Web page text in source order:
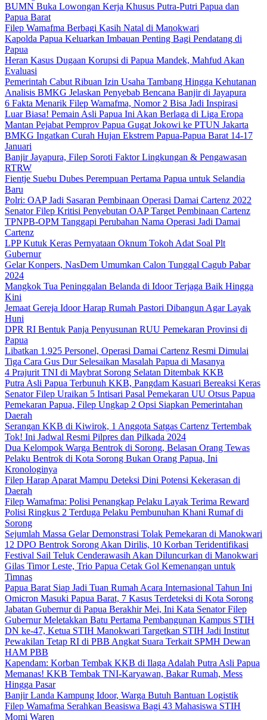
BUMN Buka Lowongan Kerja Khusus Putra-Putri Papua dan
Papua Barat
Filep Wamafma Berbagi Kasih Natal di Manokwari
Kapolda Papua Keluarkan Imbauan Penting Bagi Pendatang di
Papua
Heran Kasus Dugaan Korupsi di Papua Mandek, Mahfud Akan
Evaluasi
Pemerintah Cabut Ribuan Izin Usaha Tambang Hingga Kehutanan
Analisis BMKG Jelaskan Penyebab Bencana Banjir di Jayapura
6 Fakta Menarik Filep Wamafma, Nomor 2 Bisa Jadi Inspirasi
Luar Biasa! Pemain Asli Papua Ini Akan Berlaga di Liga Eropa
Mantan Pejabat Pemprov Papua Gugat Jokowi ke PTUN Jakarta
BMKG Ingatkan Curah Hujan Ekstrem Papua-Papua Barat 14-17
Januari
Banjir Jayapura, Filep Soroti Faktor Lingkungan & Pengawasan
RTRW
Fientje Suebu Dubes Perempuan Pertama Papua untuk Selandia
Baru
Polri: OAP Jadi Sasaran Pembinaan Operasi Damai Cartenz 2022
Senator Filep Kritisi Penyebutan OAP Target Pembinaan Cartenz
TPNPB-OPM Tanggapi Perubahan Nama Operasi Jadi Damai
Cartenz
LPP Kutuk Keras Pernyataan Oknum Tokoh Adat Soal Plt
Gubernur
Gelar Konpers, NasDem Umumkan Calon Tunggal Cagub Pabar
2024
Mangkok Tua Peninggalan Belanda di Idoor Terjaga Baik Hingga
Kini
Jemaat Gereja Idoor Harap Rumah Pastori Dibangun Agar Layak
Huni
DPR RI Bentuk Panja Penyusunan RUU Pemekaran Provinsi di
Papua
Libatkan 1.925 Personel, Operasi Damai Cartenz Resmi Dimulai
Tiga Cara Gus Dur Selesaikan Masalah Papua di Masanya
4 Prajurit TNI di Maybrat Sorong Selatan Ditembak KKB
Putra Asli Papua Terbunuh KKB, Pangdam Kasuari Bereaksi Keras
Senator Filep Uraikan 5 Intisari Pasal Pemekaran UU Otsus Papua
Pemekaran Papua, Filep Ungkap 2 Opsi Siapkan Pemerintahan
Daerah
Serangan KKB di Kiwirok, 1 Anggota Satgas Cartenz Tertembak
Tok! Ini Jadwal Resmi Pilpres dan Pilkada 2024
Dua Kelompok Warga Bentrok di Sorong, Belasan Orang Tewas
Pelaku Bentrok di Kota Sorong Bukan Orang Papua, Ini
Kronologinya
Filep Harap Aparat Mampu Deteksi Dini Potensi Kekerasan di
Daerah
Filep Wamafma: Polisi Penangkap Pelaku Layak Terima Reward
Polisi Ringkus 2 Terduga Pelaku Pembunuhan Khani Rumaf di
Sorong
Sejumlah Massa Gelar Demonstrasi Tolak Pemekaran di Manokwari
12 DPO Bentrok Sorong Akan Dirilis, 10 Korban Teridentifikasi
Festival Sail Teluk Cenderawasih Akan Diluncurkan di Manokwari
Gilas Timor Leste, Trio Papua Cetak Gol Kemenangan untuk
Timnas
Papua Barat Siap Jadi Tuan Rumah Acara Internasional Tahun Ini
Omicron Masuki Papua Barat, 7 Kasus Terdeteksi di Kota Sorong
Jabatan Gubernur di Papua Berakhir Mei, Ini Kata Senator Filep
Gubernur Meletakkan Batu Pertama Pembangunan Kampus STIH
DN ke-47, Ketua STIH Manokwari Targetkan STIH Jadi Institut
Pewakilan Tetap RI di PBB Angkat Suara Terkait SPMH Dewan
HAM PBB
Kapendam: Korban Tembak KKB di Ilaga Adalah Putra Asli Papua
Memanas! KKB Tembak TNI-Karyawan, Bakar Rumah, Mess
Hingga Pasar
Banjir Landa Kampung Idoor, Warga Butuh Bantuan Logistik
Filep Wamafma Serahkan Beasiswa Bagi 43 Mahasiswa STIH
Momi Waren